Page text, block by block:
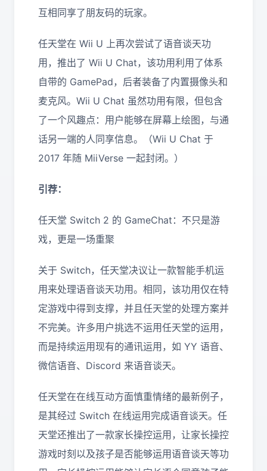
互相同享了朋友码的玩家。
任天堂在 Wii U 上再次尝试了语音谈天功
用，推出了 Wii U Chat，该功用利用了体系
自带的 GamePad，后者装备了内置摄像头和
麦克风。Wii U Chat 虽然功用有限，但包含
了一个风趣点：用户能够在屏幕上绘图，与通
话另一端的人同享信息。（Wii U Chat 于
2017 年随 MiiVerse 一起封闭。）
引荐：
任天堂 Switch 2 的 GameChat：不只是游
戏，更是一场重聚
关于 Switch，任天堂决议让一款智能手机运
用来处理语音谈天功用。相同，该功用仅在特
定游戏中得到支撑，并且任天堂的处理方案并
不完美。许多用户挑选不运用任天堂的运用，
而是持续运用现有的通讯运用，如 YY 语音、
微信语音、Discord 来语音谈天。
任天堂在在线互动方面慎重情绪的最新例子，
是其经过 Switch 在线运用完成语音谈天。任
天堂还推出了一款家长操控运用，让家长操控
游戏时刻以及孩子是否能够运用语音谈天等功